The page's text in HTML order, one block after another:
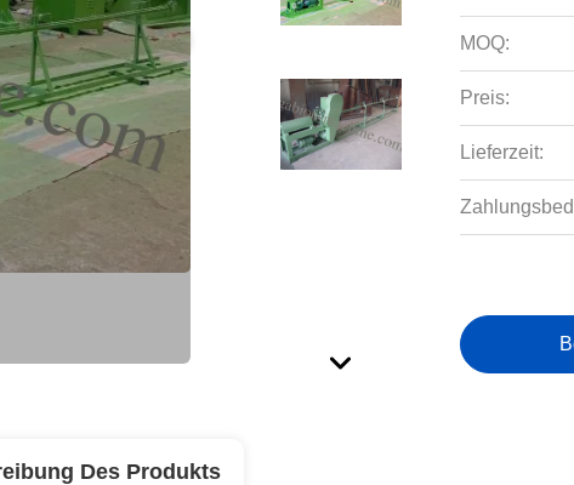
MOQ:
Preis:
Lieferzeit:
Des Produkts